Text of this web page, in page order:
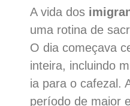
A vida dos
uma rotina de
O dia começava
inteira, incluindo
ia para o cafezal.
período de maior